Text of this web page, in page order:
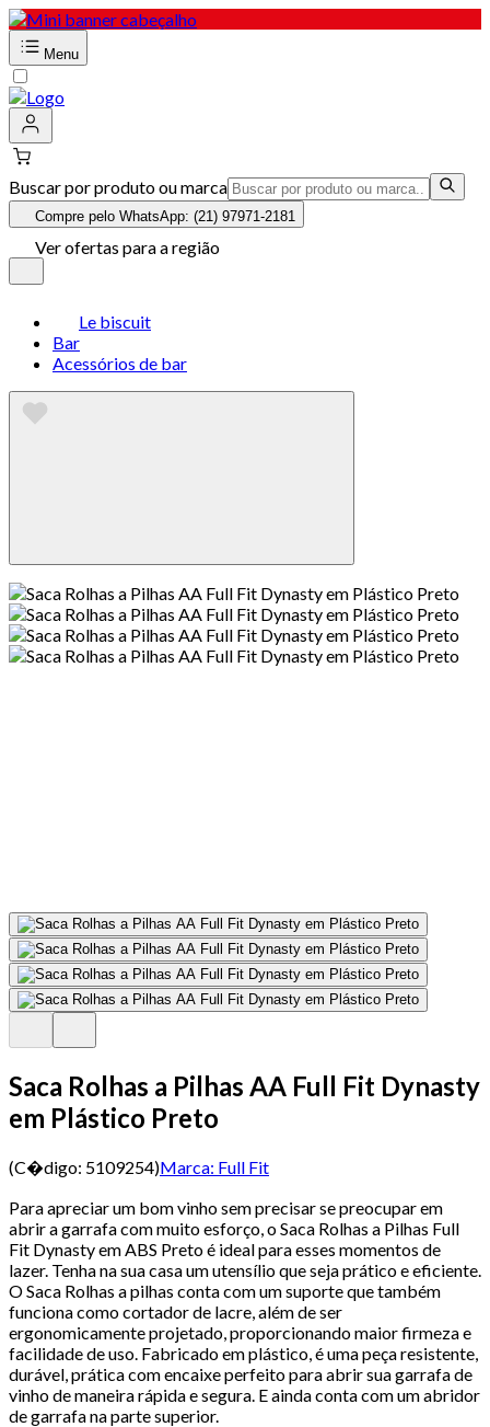
Menu
Buscar por produto ou marca
Compre pelo WhatsApp: (21) 97971-2181
Ver ofertas para a região
Le biscuit
Bar
Acessórios de bar
Saca Rolhas a Pilhas AA Full Fit Dynasty
em Plástico Preto
(C�digo: 5109254)Marca: Full Fit
Para apreciar um bom vinho sem precisar se preocupar em
abrir a garrafa com muito esforço, o Saca Rolhas a Pilhas Full
Fit Dynasty em ABS Preto é ideal para esses momentos de
lazer. Tenha na sua casa um utensílio que seja prático e eficiente.
O Saca Rolhas a pilhas conta com um suporte que também
funciona como cortador de lacre, além de ser
ergonomicamente projetado, proporcionando maior firmeza e
facilidade de uso. Fabricado em plástico, é uma peça resistente,
durável, prática com encaixe perfeito para abrir sua garrafa de
vinho de maneira rápida e segura. E ainda conta com um abridor
de garrafa na parte superior.